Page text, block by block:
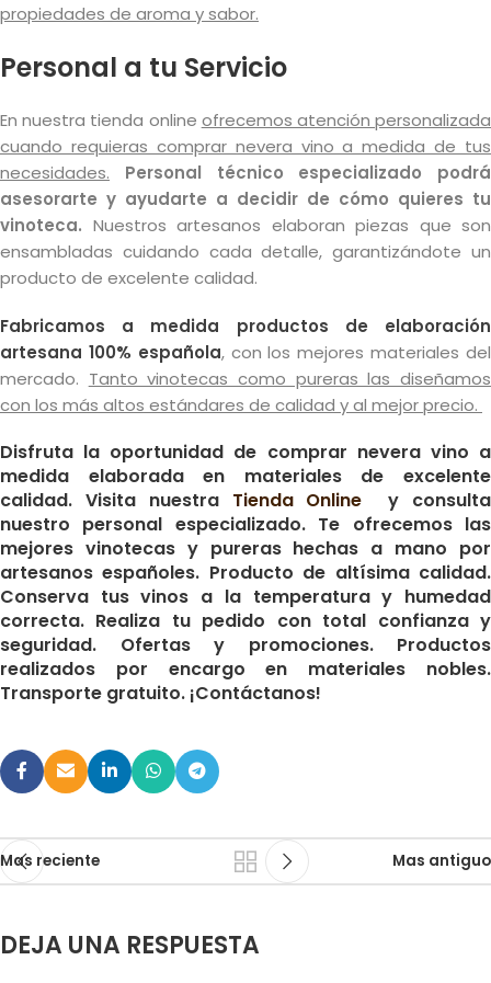
propiedades de aroma y sabor.
Personal a tu Servicio
En nuestra tienda online ofrecemos atención personalizada
cuando requieras comprar nevera vino a medida de tus
necesidades.
Personal técnico especializado podrá
asesorarte y ayudarte a decidir de cómo quieres tu
vinoteca. Nuestros artesanos elaboran piezas que son
ensambladas cuidando cada detalle, garantizándote un
producto de excelente calidad.
Fabricamos a medida productos de elaboración
artesana 100% española, con los mejores materiales del
mercado. Tanto vinotecas como pureras las diseñamos
con los más altos estándares de calidad y al mejor precio.
Disfruta la oportunidad de comprar nevera vino a
medida elaborada en materiales de excelente
calidad. Visita nuestra Tienda Online y consulta
nuestro personal especializado. Te ofrecemos las
mejores vinotecas y pureras hechas a mano por
artesanos españoles. Producto de altísima calidad.
Conserva tus vinos a la temperatura y humedad
correcta. Realiza tu pedido con total confianza y
seguridad. Ofertas y promociones. Productos
realizados por encargo en materiales nobles.
Transporte gratuito. ¡Contáctanos!
Mas reciente Mas antiguo
DEJA UNA RESPUESTA